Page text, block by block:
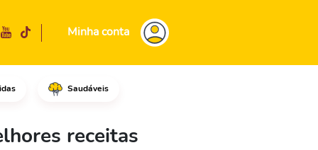
Minha conta
Saudáveis
os ovos e mexa tudo
receitas